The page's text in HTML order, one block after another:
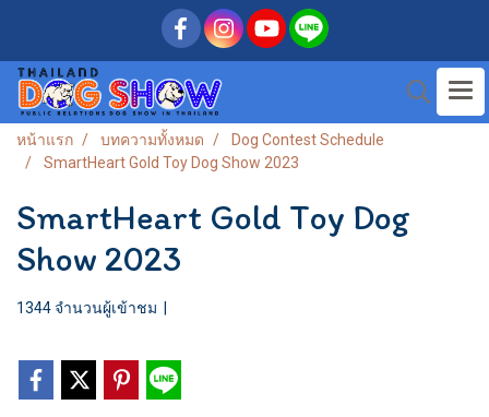
หน้าแรก บทความทั้งหมด
Dog Contest Schedule
SmartHeart Gold Toy Dog Show 2023
SmartHeart Gold Toy Dog
Show 2023
1344 จำนวนผู้เข้าชม